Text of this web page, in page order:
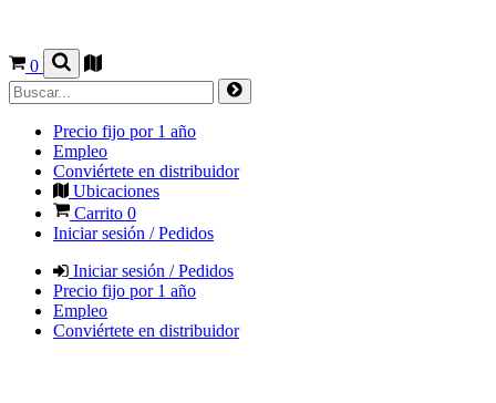
0
Precio fijo por 1 año
Empleo
Conviértete en distribuidor
Ubicaciones
Carrito 0
Iniciar sesión / Pedidos
Iniciar sesión / Pedidos
Precio fijo por 1 año
Empleo
Conviértete en distribuidor